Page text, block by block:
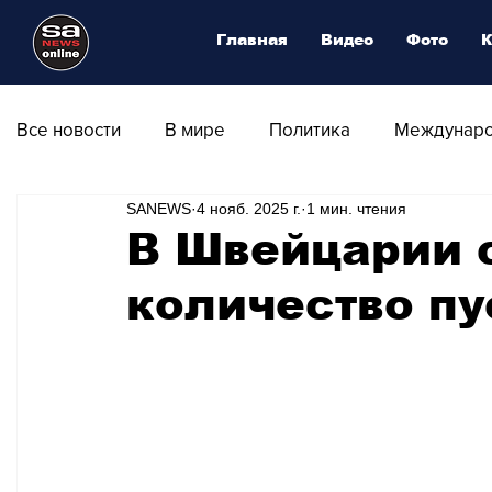
Все новости В мире Политика
Общество Армия Аналитика
Транспорт Культура Магия искусства
В Швейцарии
количество
SANEWS 4 нояб. 2025 г. 1 мин. чтения
Главная Видео Фото